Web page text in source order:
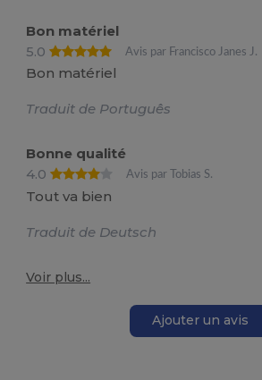
Bon matériel
5.0
Avis par Francisco Janes J.
Bon matériel
Traduit de Português
Bonne qualité
4.0
Avis par Tobias S.
Tout va bien
Traduit de Deutsch
Voir plus...
Ajouter un avis